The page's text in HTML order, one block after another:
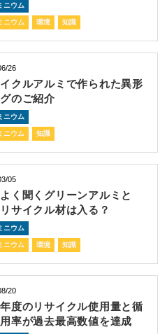
ニウム
ニウム 環境 知識
26
クルアルミで作られた異形
のご紹介
ニウム
ニウム 知識
05
く聞くグリーンアルミと
サイクル材は入る？
ニウム
ニウム 環境 知識
20
度のリサイクル使用量と循
率が過去最高数値を達成